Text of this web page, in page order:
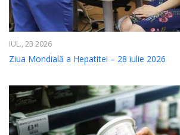
IUL., 23 2026
Ziua Mondială a Hepatitei – 28 iulie 2026